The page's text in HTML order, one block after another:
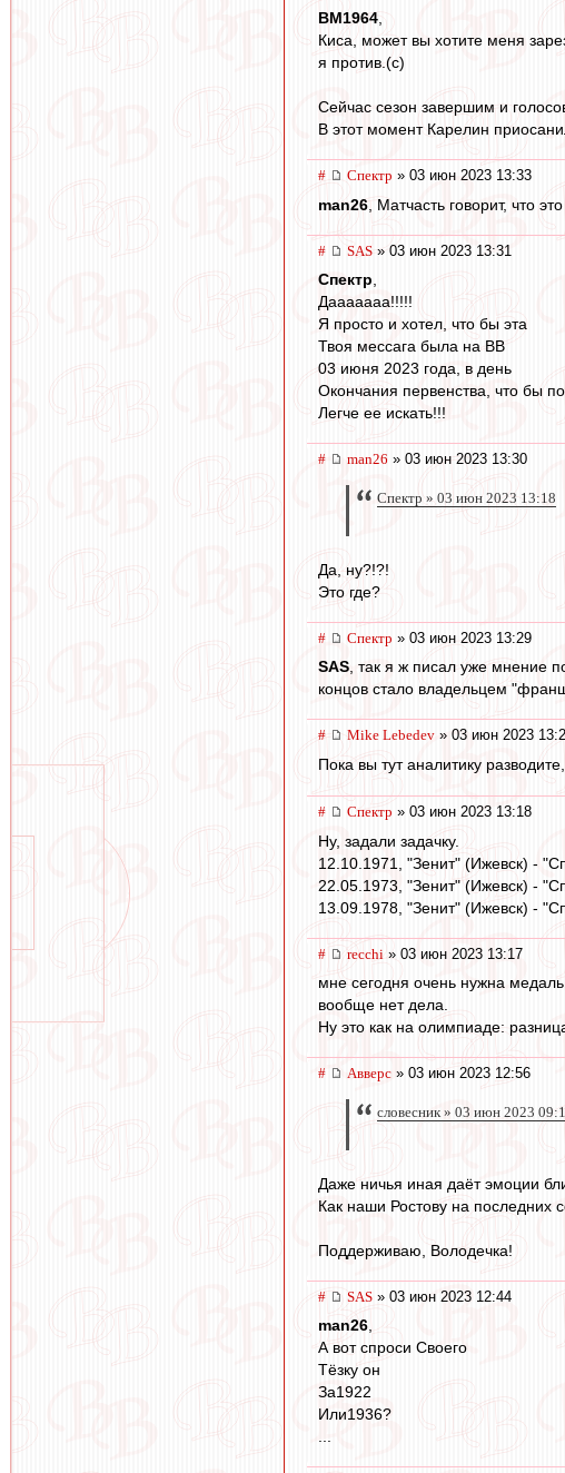
BM1964
Киса, может вы хотите меня
я против.(с)
Сейчас сезон завершим и
В этот момент Карелин
# Спектр » 03 июн 2023 13:33
man26 , Матчасть говорит, что
# SAS » 03 июн 2023 13:31
Спектр,
Дааааааа!!!!!
Я просто и хотел, что бы эта
Твоя мессага была на ВВ
03 июня 2023 года, в день
Окончания первенства, что бы
Легче ее искать!!!
# man26 » 03 июн 2023 13:30
Спектр » 03 июн 2023 13:18
Да, ну?!?!
Это где?
# Спектр » 03 июн 2023 13:29
SAS, так я ж писал уже мнение
концов стало владельцем
# Mike Lebedev » 03 июн 2023
Пока вы тут аналитику
# Спектр » 03 июн 2023 13:18
Ну, задали задачку.
12.10.1971, "Зенит" (Ижевск) -
22.05.1973, "Зенит" (Ижевск) -
13.09.1978, "Зенит" (Ижевск) -
# recchi » 03 июн 2023 13:17
мне сегодня очень нужна
вообще нет дела.
Ну это как на олимпиаде:
# Авверс » 03 июн 2023 12:56
словесник » 03 июн 2023
Даже ничья иная даёт эмоции
Как наши Ростову на последних
Поддерживаю, Володечка!
# SAS » 03 июн 2023 12:44
man26,
А вот спроси Своего
Тёзку он
За1922
Или1936?
...